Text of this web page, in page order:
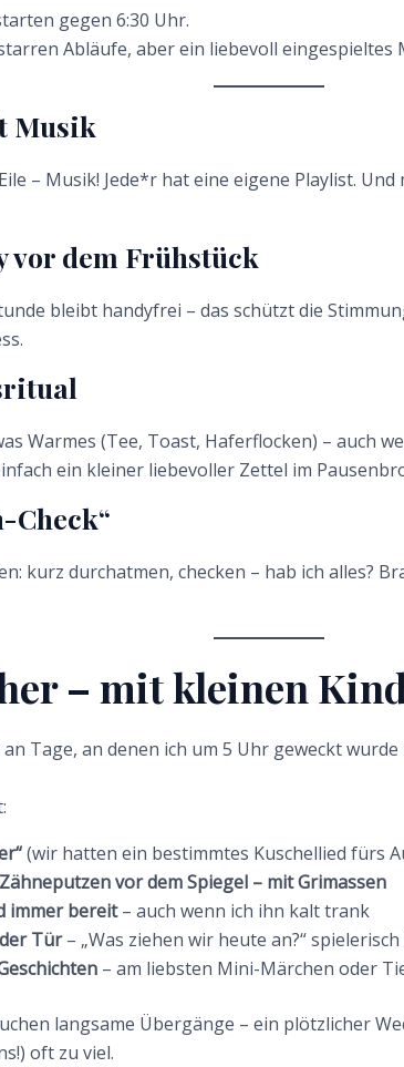
gegen 6:30 Uhr.
Abläufe, aber ein liebevoll eingespieltes
Musik
– Musik! Jede*r hat eine eigene Playlist.
vor dem Frühstück
bleibt handyfrei – das schützt die
Warmes (Tee, Toast, Haferflocken) – auch
ein kleiner liebevoller Zettel im
Check“
kurz durchatmen, checken – hab ich alles?
– mit kleinen
Tage, an denen ich um 5 Uhr geweckt wurde
(wir hatten ein bestimmtes Kuschellied fürs
vor dem Spiegel – mit Grimassen
immer bereit– auch wenn ich ihn kalt trank
Tür– „Was ziehen wir heute an?“
– am liebsten Mini-Märchen oder
langsame Übergänge – ein plötzlicher
oft zu viel.